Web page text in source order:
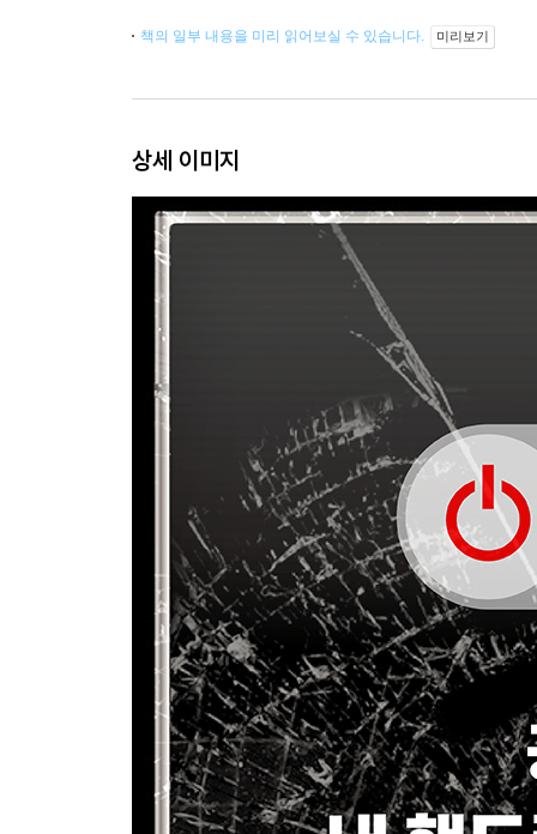
책의 일부 내용을 미리 읽어보실 수 있습니다. 미리보기
상세 이미지